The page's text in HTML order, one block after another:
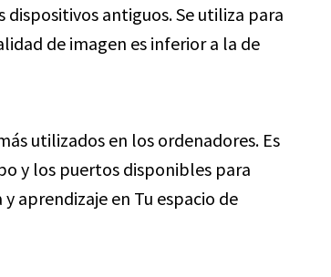
dispositivos antiguos. Se utiliza para
de imagen es inferior a la de
utilizados en los ordenadores. Es
y los puertos disponibles para
aprendizaje en Tu espacio de